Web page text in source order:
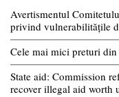
Avertismentul
privind vulnerabilitățile
Cele mai mici preturi
State aid: Commission
recover illegal aid worth